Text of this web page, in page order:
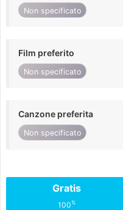
Non specificato
Film preferito
Non specificato
Canzone preferita
Non specificato
Gratis
100%